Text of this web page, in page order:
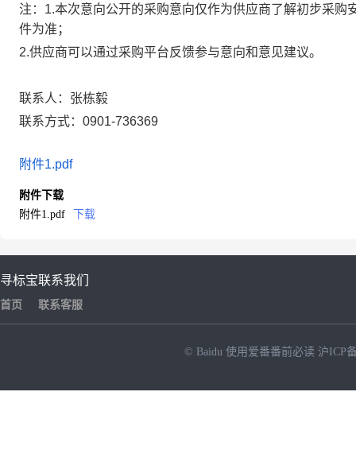
注：1.本次意向公开的采购意向仅作为供应商了解初步采
件为准；
2.供应商可以通过采购平台反馈参与意向和意见建议。
联系人：张栋毅
联系方式：0901-736369
附件1.pdf
附件下载
附件1.pdf
下载
寻标宝
首页
联系我们
联系客服
© Baidu 使用爱番番前必读 沪ICP